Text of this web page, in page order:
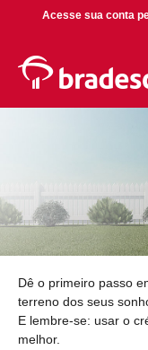
MAIS BUSCADOS
Dê o primeiro passo
terreno dos seus
E lembre-se: usar o
melhor.
Acesse sua conta